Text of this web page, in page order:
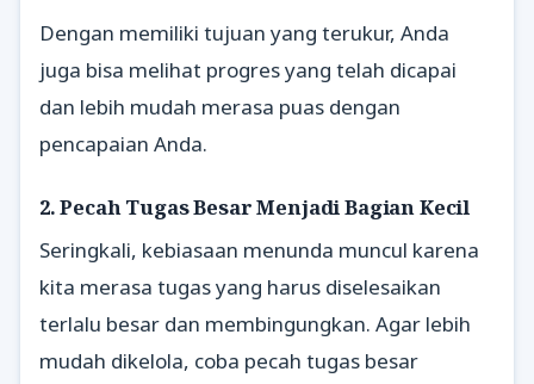
Dengan memiliki tujuan yang terukur, Anda
juga bisa melihat progres yang telah dicapai
dan lebih mudah merasa puas dengan
pencapaian Anda.
2. Pecah Tugas Besar Menjadi Bagian Kecil
Seringkali, kebiasaan menunda muncul karena
kita merasa tugas yang harus diselesaikan
terlalu besar dan membingungkan. Agar lebih
mudah dikelola, coba pecah tugas besar